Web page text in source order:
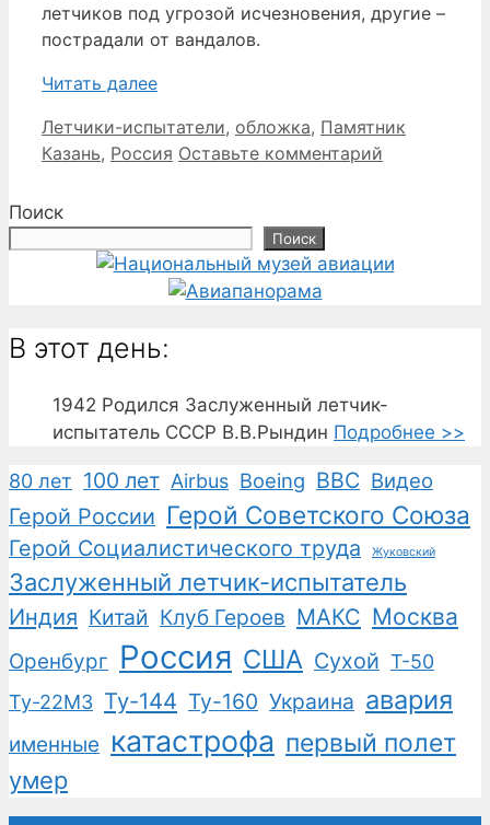
летчиков под угрозой исчезновения, другие –
пострадали от вандалов.
Читать далее
Рубрики
Летчики-испытатели, обложка, Памятник
Казань, Россия Оставьте комментарий
Поиск
Поиск
В этот день:
1942 Родился Заслуженный летчик-
испытатель СССР В.В.Рындин Подробнее >>
80 лет 100 лет Airbus Boeing ВВС Видео
Герой России Герой Советского Союза
Герой Социалистического труда Жуковский
Заслуженный летчик-испытатель
Индия Китай Клуб Героев МАКС Москва
Оренбург Россия США Сухой Т-50
Ту-22М3 Ту-144 Ту-160 Украина авария
именные катастрофа первый полет
умер